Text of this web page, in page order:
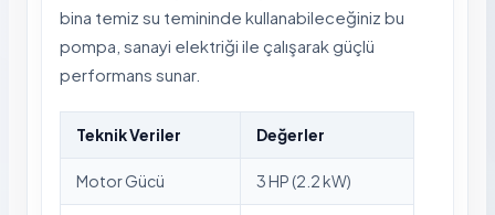
bina temiz su temininde kullanabileceğiniz bu
pompa, sanayi elektriği ile çalışarak güçlü
performans sunar.
Teknik Veriler Değerler
Motor Gücü 3 HP (2.2 kW)